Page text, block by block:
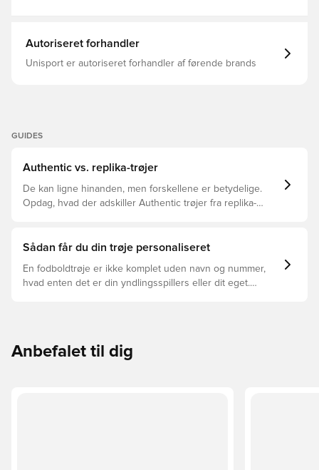
Autoriseret forhandler
Unisport er autoriseret forhandler af førende brands
GUIDES
Authentic vs. replika-trøjer
De kan ligne hinanden, men forskellene er betydelige.
Opdag, hvad der adskiller Authentic trøjer fra replika-
Sådan får du din trøje personaliseret
En fodboldtrøje er ikke komplet uden navn og nummer,
hvad enten det er din yndlingsspillers eller dit eget.
Anbefalet til dig